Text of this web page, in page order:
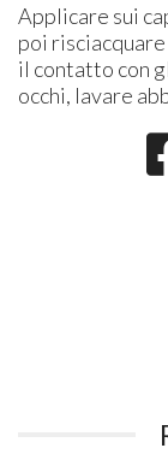
Applicare sui
poi
il contatto con
occhi, lavare